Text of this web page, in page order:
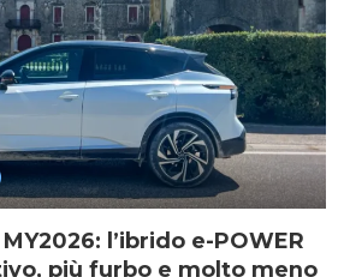
l’ibrido e-POWER
più furbo e molto meno